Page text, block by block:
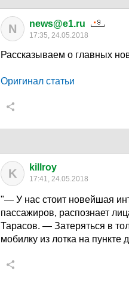
N news@e1.ru
17:35, 24.05.2018
Рассказываем о главных
Оригинал статьи
K killroy
17:41, 24.05.2018
"— У нас стоит новейшая
пассажиров, распознает
Тарасов. — Затеряться в
мобилку из лотка на пункте